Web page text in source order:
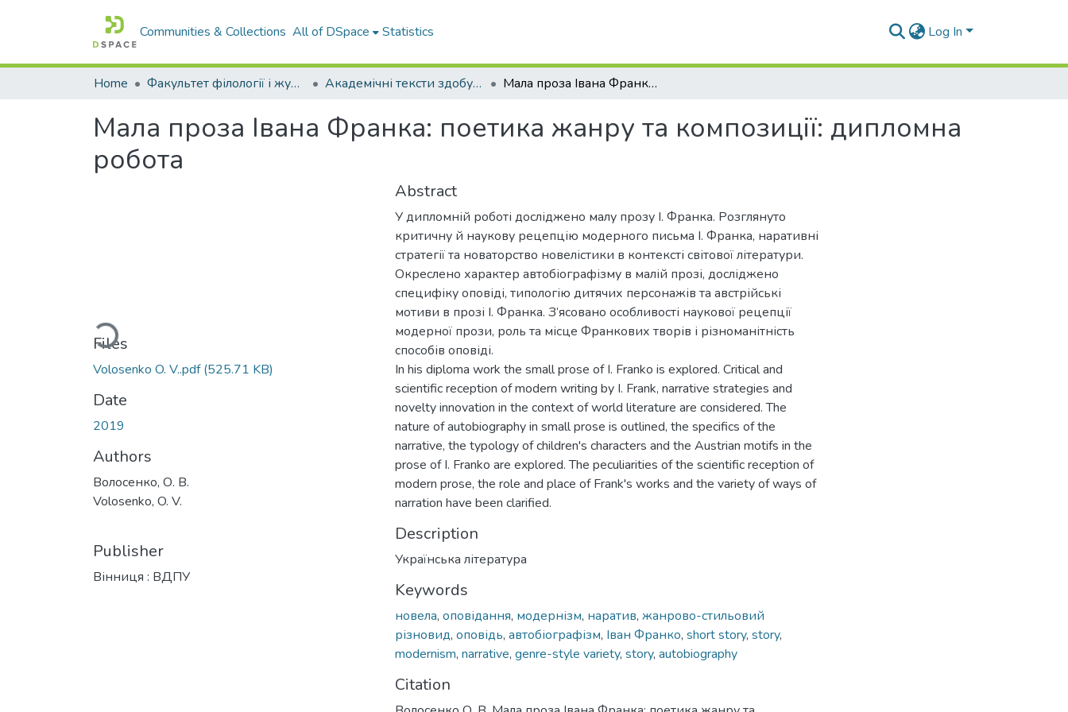
Communities & Collections All of DSpace Statistics Log In
Home Факультет філології і журналістики ім. М. Стельмаха Академічні тексти здобувачів вищої освіти Мала проза Івана Франка: поетика жанру та композиції: дипломна робота
Мала проза Івана Франка: поетика жанру та композиції: дипломна
робота
Loading...
Files
Volosenko O. V..pdf(525.71 KB)
Date
2019
Authors
Волосенко, О. В.
Volosenko, O. V.
Publisher
Вінниця : ВДПУ
Abstract
У дипломній роботі досліджено малу прозу І. Франка. Розглянуто
критичну й наукову рецепцію модерного письма І. Франка, наративні
стратегії та новаторство новелістики в контексті світової літератури.
Окреслено характер автобіографізму в малій прозі, досліджено
специфіку оповіді, типологію дитячих персонажів та австрійські
мотиви в прозі І. Франка. З’ясовано особливості наукової рецепції
модерної прози, роль та місце Франкових творів і різноманітність
способів оповіді.
In his diploma work the small prose of I. Franko is explored. Critical and
scientific reception of modern writing by I. Frank, narrative strategies and
novelty innovation in the context of world literature are considered. The
nature of autobiography in small prose is outlined, the specifics of the
narrative, the typology of children's characters and the Austrian motifs in the
prose of I. Franko are explored. The peculiarities of the scientific reception of
modern prose, the role and place of Frank's works and the variety of ways of
narration have been clarified.
Description
Українська література
Keywords
новела, оповідання, модернізм, наратив, жанрово-стильовий
різновид, оповідь, автобіографізм, Іван Франко, short story, story,
modernism, narrative, genre-style variety, story, autobiography
Citation